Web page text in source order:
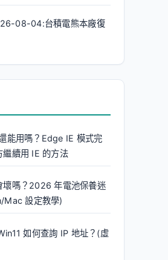
08-04:台積電熊本廠復
能用嗎？Edge IE 模式完
繼續用 IE 的方法
壞嗎？2026 年電池保養迷
Mac 設定教學)
如何查詢 IP 地址？(虛